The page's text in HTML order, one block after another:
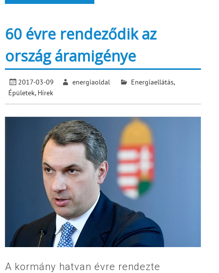
60 évre rendeződik az
ország áramigénye
2017-03-09 energiaoldal Energiaellátás,
Épületek, Hírek
A kormány hatvan évre rendezte